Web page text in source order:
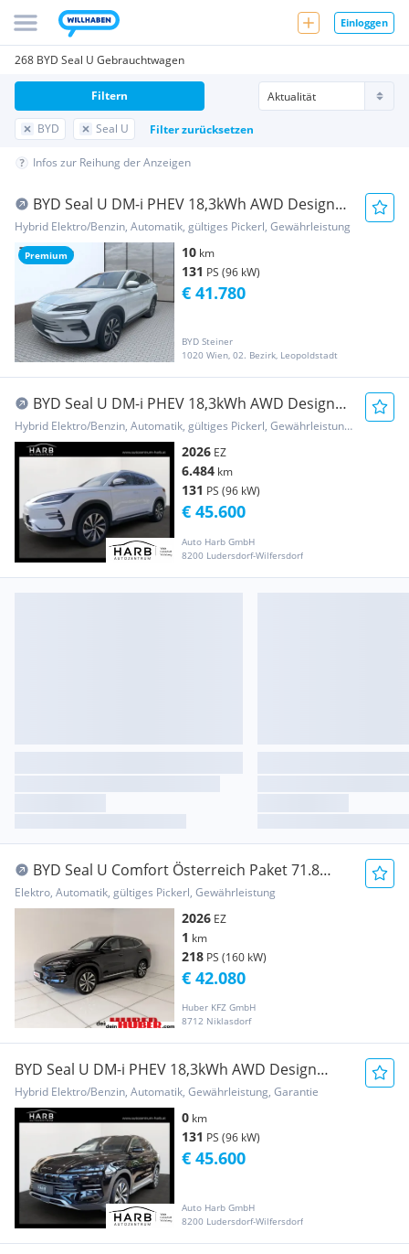
Einloggen
268 BYD Seal U Gebrauchtwagen
BYD Seal U Filter zurücksetzen
Filtern
Infos zur Reihung der Anzeigen
Premium
BYD Seal U DM-i PHEV 18,3kWh AWD Design
Österreich ...
Hybrid Elektro/Benzin, Automatik, gültiges Pickerl, Gewährleistung
10 km
131 PS (96 kW)
BYD Steiner
1020 Wien, 02. Bezirk, Leopoldstadt
€ 41.780
BYD Seal U DM-i PHEV 18,3kWh AWD Design
Österreich ...
Hybrid Elektro/Benzin, Automatik, gültiges Pickerl, Gewährleistung, Garantie
2026 EZ
6.484 km
131 PS (96 kW)
Auto Harb GmbH
8200 Ludersdorf-Wilfersdorf
€ 45.600
BYD Seal U Comfort Österreich Paket 71.8
kWh
Elektro, Automatik, gültiges Pickerl, Gewährleistung
2026 EZ
1 km
218 PS (160 kW)
Huber KFZ GmbH
8712 Niklasdorf
€ 42.080
BYD Seal U DM-i PHEV 18,3kWh AWD Design
Österreich ...
Hybrid Elektro/Benzin, Automatik, Gewährleistung, Garantie
0 km
131 PS (96 kW)
Auto Harb GmbH
8200 Ludersdorf-Wilfersdorf
€ 45.600